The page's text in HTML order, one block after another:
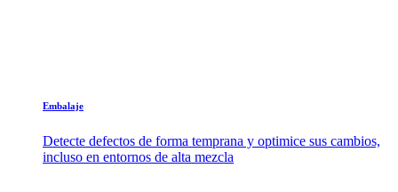
Embalaje
Detecte defectos de forma temprana y optimice sus cambios,
incluso en entornos de alta mezcla